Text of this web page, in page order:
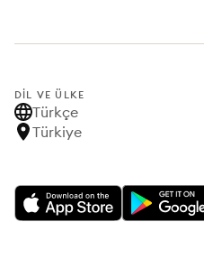
DIL VE ÜLKE
Türkçe
Türkiye